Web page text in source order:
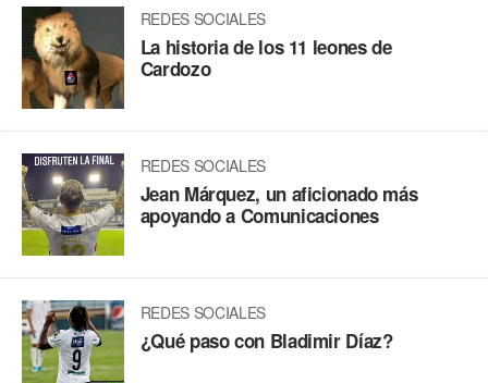
REDES SOCIALES
La historia de los 11 leones de
Cardozo
REDES SOCIALES
Jean Márquez, un aficionado más
apoyando a Comunicaciones
REDES SOCIALES
¿Qué paso con Bladimir Díaz?